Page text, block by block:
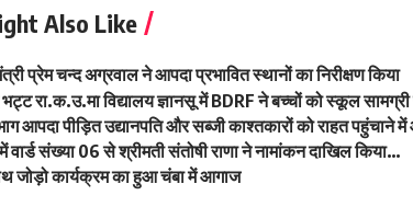
Also Like
प्रेम चन्द अग्रवाल ने आपदा प्रभावित स्थानों का निरीक्षण किया
भट्ट रा.क.उ.मा विद्यालय ज्ञानसू में BDRF ने बच्चों को स्कूल
आपदा पीड़ित उद्यानपति और सब्जी काश्तकारों को राहत पहुंचाने
वार्ड संख्या 06 से श्रीमती संतोषी राणा ने नामांकन दाखिल किया…
जोड़ो कार्यक्रम का हुआ चंबा में आगाज